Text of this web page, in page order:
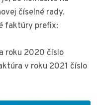
číselné rady.
faktúry prefix:
roku 2020 číslo
v roku 2021 číslo